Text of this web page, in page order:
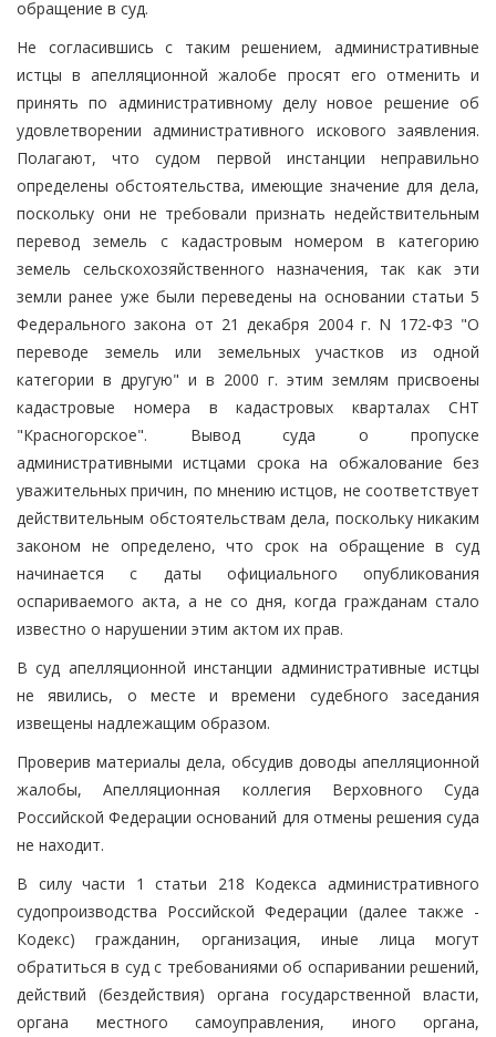
обращение в суд.
Не согласившись с таким решением, административные
истцы в апелляционной жалобе просят его отменить и
принять по административному делу новое решение об
удовлетворении административного искового заявления.
Полагают, что судом первой инстанции неправильно
определены обстоятельства, имеющие значение для дела,
поскольку они не требовали признать недействительным
перевод земель с кадастровым номером в категорию
земель сельскохозяйственного назначения, так как эти
земли ранее уже были переведены на основании статьи 5
Федерального закона от 21 декабря 2004 г. N 172-ФЗ "О
переводе земель или земельных участков из одной
категории в другую" и в 2000 г. этим землям присвоены
кадастровые номера в кадастровых кварталах СНТ
"Красногорское". Вывод суда о пропуске
административными истцами срока на обжалование без
уважительных причин, по мнению истцов, не соответствует
действительным обстоятельствам дела, поскольку никаким
законом не определено, что срок на обращение в суд
начинается с даты официального опубликования
оспариваемого акта, а не со дня, когда гражданам стало
известно о нарушении этим актом их прав.
В суд апелляционной инстанции административные истцы
не явились, о месте и времени судебного заседания
извещены надлежащим образом.
Проверив материалы дела, обсудив доводы апелляционной
жалобы, Апелляционная коллегия Верховного Суда
Российской Федерации оснований для отмены решения суда
не находит.
В силу части 1 статьи 218 Кодекса административного
судопроизводства Российской Федерации (далее также -
Кодекс) гражданин, организация, иные лица могут
обратиться в суд с требованиями об оспаривании решений,
действий (бездействия) органа государственной власти,
органа местного самоуправления, иного органа,